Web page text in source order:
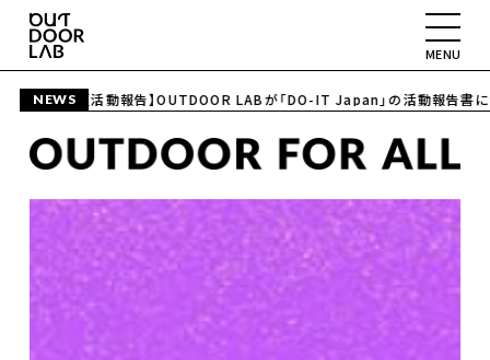
MENU
PROJECT
SPACE
COLUMN
CONTACT
NEWS【活動報告】OUTDOOR LABが「DO-IT Japan」の活動報告書に